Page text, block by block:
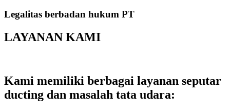
Legalitas berbadan hukum PT
LAYANAN KAMI
Kami memiliki berbagai layanan seputar
ducting dan masalah tata udara: